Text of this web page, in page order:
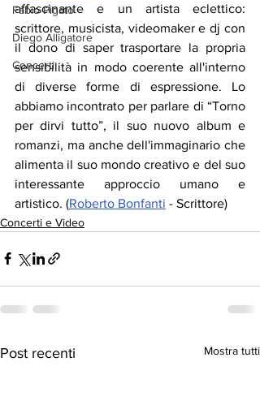
Fabio Pigato
Diego Alligatore
Concerti
affascinante e un artista eclettico:
scrittore, musicista, videomaker e dj con
il dono di saper trasportare la propria
sensibilità in modo coerente all'interno
di diverse forme di espressione. Lo
abbiamo incontrato per parlare di “Torno
per dirvi tutto”, il suo nuovo album e
romanzi, ma anche dell'immaginario che
alimenta il suo mondo creativo e del suo
interessante approccio umano e
artistico. (Roberto Bonfanti - Scrittore)
Concerti e Video
Post recenti Mostra tutti